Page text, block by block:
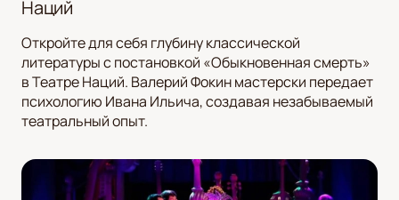
Наций
Откройте для себя глубину классической
литературы с постановкой «Обыкновенная смерть»
в Театре Наций. Валерий Фокин мастерски передает
психологию Ивана Ильича, создавая незабываемый
театральный опыт.